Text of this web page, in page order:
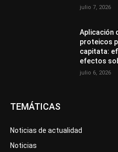
julio 7, 2026
Aplicación
proteicos
capitata:
efectos
julio 6, 2026
TEMÁTICAS
Noticias de actualidad
Noticias